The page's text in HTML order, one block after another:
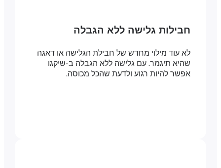
חבילות גלישה ללא הגבלה
לא עוד מילוי מחדש של חבילת הגלישה או דאגה
שהיא תיגמר. עם גלישה ללא הגבלה ב-שיקגו
אפשר להיות רגוע ולדעת שהכל מכוסה.